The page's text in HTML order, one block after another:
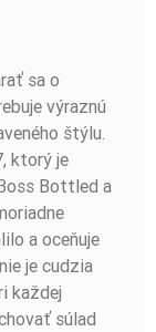
sa o
výraznú
štýlu.
ktorý je
Bottled a
a oceňuje
je cudzia
každej
súlad